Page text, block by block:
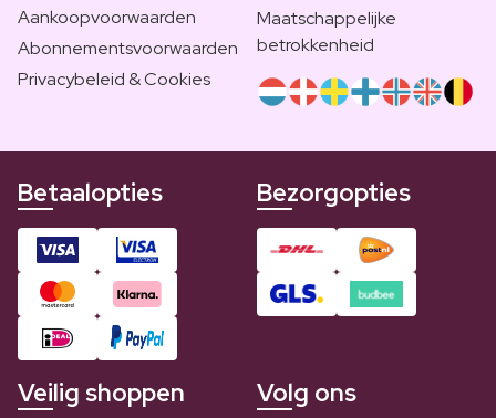
Aankoopvoorwaarden
Abonnementsvoorwaarden
Privacybeleid & Cookies
Maatschappelijke
betrokkenheid
Betaalopties Bezorgopties
Veilig shoppen Volg ons